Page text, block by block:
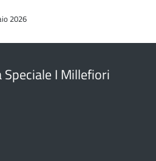
2026
Speciale I Millefiori